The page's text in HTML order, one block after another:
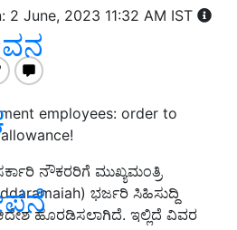
2 June, 2023 11:32 AM IST
employees: order to
ನೌಕರರಿಗೆ ಮುಖ್ಯಮಂತ್ರಿ
) ಭರ್ಜರಿ ಸಿಹಿಸುದ್ದಿ
ಆದೇಶ ಹೊರಡಿಸಲಾಗಿದೆ. ಇಲ್ಲಿದೆ ವಿವರ